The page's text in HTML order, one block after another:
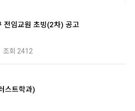
전임교원 초빙(2차) 공고
조회 2412
스트학과)